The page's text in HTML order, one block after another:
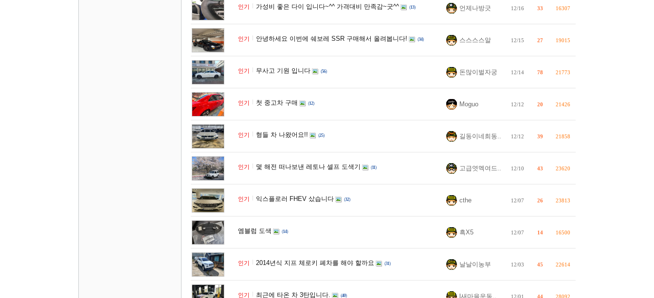
인기 가성비 좋은 다이 입니다~^^ 가격대비 만족감~굿^^ (13) 언제나방긋 12/16 33 16307
인기 안녕하세요 이번에 쉐보레 SSR 구매해서 올려봅니다! (34) 스스스스알 12/15 27 19015
인기 무사고 기원 입니다 (56) 돈많이벌자궁 12/14 78 21773
인기 첫 중고차 구매 (12) Moguo 12/12 20 21426
인기 형들 차 나왔어요!! (25) 길동이네희동.. 12/12 39 21858
인기 몇 해전 떠나보낸 레토나 셀프 도색기 (11) 고급엿멕여드.. 12/10 43 23620
인기 익스플로러 FHEV 샀습니다 (32) cthe 12/07 26 23813
엠블럼 도색 (14) 흑X5 12/07 14 16500
인기 2014년식 지프 체로키 폐차를 해야 할까요 (31) 날날이농부 12/03 45 22614
인기 최근에 타온 차 3탄입니다. (40) l새마을운동.. 12/01 44 28092